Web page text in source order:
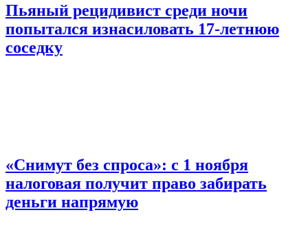
Пьяный рецидивист среди ночи
попытался изнасиловать 17-летнюю
соседку
«Снимут без спроса»: с 1 ноября
налоговая получит право забирать
деньги напрямую